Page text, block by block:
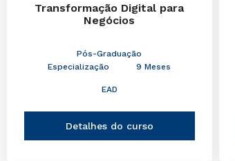
Transformação Digital para
Negócios
Pós-Graduação
Especialização
9 Meses
EAD
Detalhes do curso